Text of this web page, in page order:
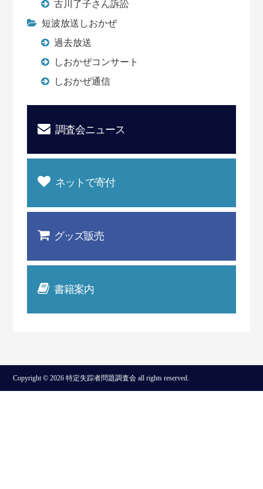
古川了子さん訴訟
短波放送しおかぜ
過去放送
しおかぜコンサート
しおかぜ通信
調査会ニュース
ネットで寄付
グッズ販売
書籍案内
Copyright © 2026 特定失踪者問題調査会 all rights reserved.